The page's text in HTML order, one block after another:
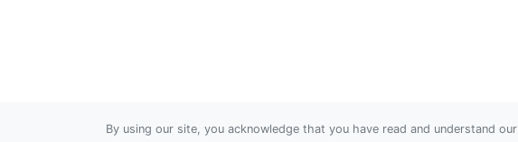
By using our site, you acknowledge that you have read and understand our